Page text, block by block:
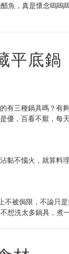
魚，真是懷念嗚
平底鍋
有三種鍋具嗎？有
優，百看不厭，
黏不惱火，就算料
被侷限，不論只